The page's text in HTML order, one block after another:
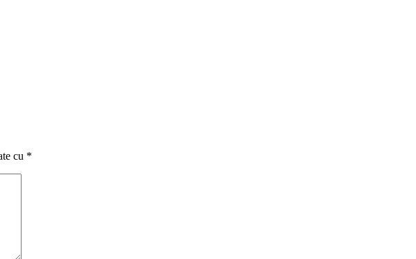
cu *